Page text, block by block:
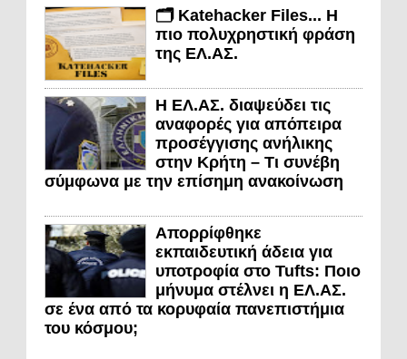
🗂️ Katehacker Files... Η
πιο πολυχρηστική φράση
της ΕΛ.ΑΣ.
Η ΕΛ.ΑΣ. διαψεύδει τις
αναφορές για απόπειρα
προσέγγισης ανήλικης
στην Κρήτη – Τι συνέβη
σύμφωνα με την επίσημη ανακοίνωση
Απορρίφθηκε
εκπαιδευτική άδεια για
υποτροφία στο Tufts: Ποιο
μήνυμα στέλνει η ΕΛ.ΑΣ.
σε ένα από τα κορυφαία πανεπιστήμια
του κόσμου;